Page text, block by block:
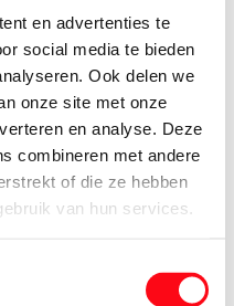
en advertenties te
social media te bieden
Ook delen we
onze site met onze
en analyse. Deze
combineren met andere
of die ze hebben
van hun services.